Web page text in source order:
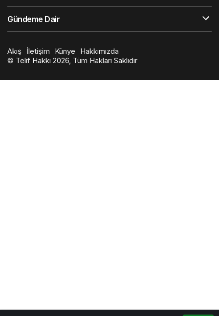
0
Gündeme Dair
Akış İletişim Künye
Hakkımızda
© Telif Hakkı 2026, Tüm Hakları Saklıdır